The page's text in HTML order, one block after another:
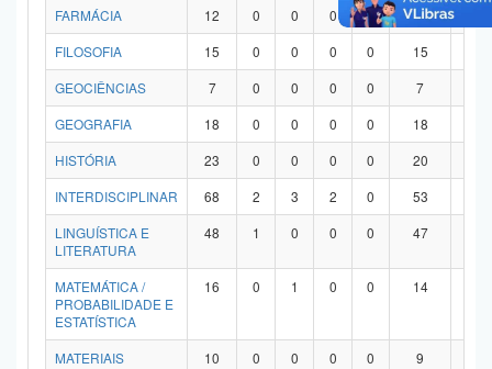
FARMÁCIA
12 0 0 0 0 12
FILOSOFIA
15 0 0 0 0 15
GEOCIÊNCIAS
7 0 0 0 0 7
GEOGRAFIA
18 0 0 0 0 18
HISTÓRIA
23 0 0 0 0 20
INTERDISCIPLINAR
68 2 3 2 0 53
LINGUÍSTICA E
LITERATURA
48 1 0 0 0 47
MATEMÁTICA /
PROBABILIDADE E
ESTATÍSTICA
16 0 1 0 0 14
MATERIAIS 10 0 0 0 0 9